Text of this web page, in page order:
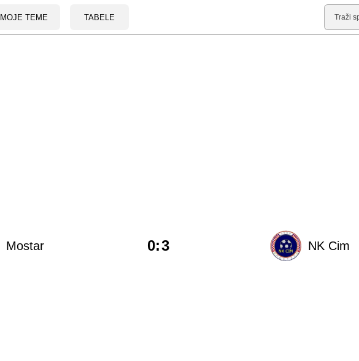
MOJE TEME TABELE
Pretraga
Mostar NK Cim
0:3